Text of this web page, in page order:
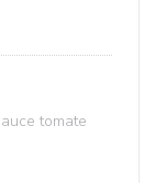
tomate